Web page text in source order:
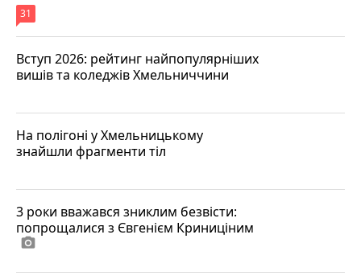
31
Вступ 2026: рейтинг найпопулярніших
вишів та коледжів Хмельниччини
На полігоні у Хмельницькому
знайшли фрагменти тіл
3 роки вважався зниклим безвісти:
попрощалися з Євгенієм Криниціним
photo_camera